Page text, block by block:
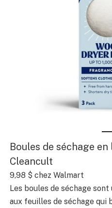
Boules de séchage
Cleancult
9,98 $ chez Walmart
Les boules de séchage
aux feuilles de séchage